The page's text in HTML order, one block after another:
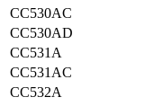
CC530AC
CC530AD
CC531A
CC531AC
CC532A